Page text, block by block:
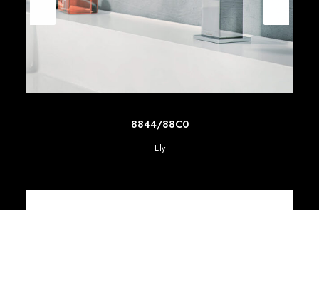
SCOPRI DI PIU'
8844/88C0
Ely